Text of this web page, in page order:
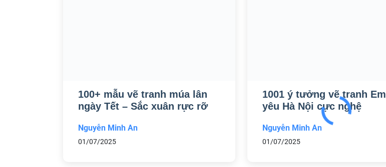
100+ mẫu vẽ tranh múa lân
ngày Tết – Sắc xuân rực rỡ
Nguyễn Minh An
01/07/2025
1001 ý tưởng vẽ tranh Em
yêu Hà Nội cực nghệ
Nguyễn Minh An
01/07/2025